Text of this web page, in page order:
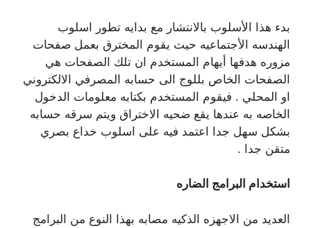
بدء هذا الأسلوب بالانتشار مع بدايه تطور اسلوب
الهندسه الأجتماعيه حيث يقوم المخترق بعمل صفحات
مزوره هدفها أيهام المستخدم ان تلك الصفحات هي
الصفحات الخاص بللوج الى حسابه المصرفي الالكتروني
او المحلي . فيقوم المستخدم بكتابه معلومات الدخول
الخاصه به عندها يقع ضحيه الاختراق ويتم سرقه حسابه
بشكل سهل جدا اعتمد فيه على اسلوب خداع بصري
متقن جدا .
استخدام البرامج الضاره
العديد من الاجهزه الذكيه مصابه بهذا النوع من البرامج